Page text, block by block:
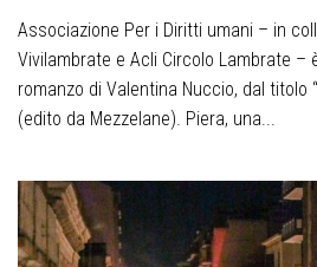
Associazione Per i Diritti umani – in
Vivilambrate e Acli Circolo Lambrate –
romanzo di Valentina Nuccio, dal titolo
(edito da Mezzelane). Piera, una...